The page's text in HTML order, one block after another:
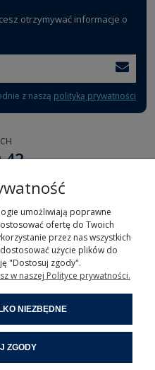
otrzymywać informacje o
z naszą polityką prywatności
42
umożliwiają poprawne
ofertę do Twoich
przez nas wszystkich
użycie plików do
"Dostosuj zgody".
w naszej Polityce prywatności.
NIEZBĘDNE
ZGODY